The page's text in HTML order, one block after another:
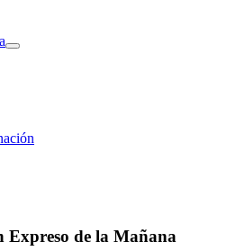
Expreso de la Mañana